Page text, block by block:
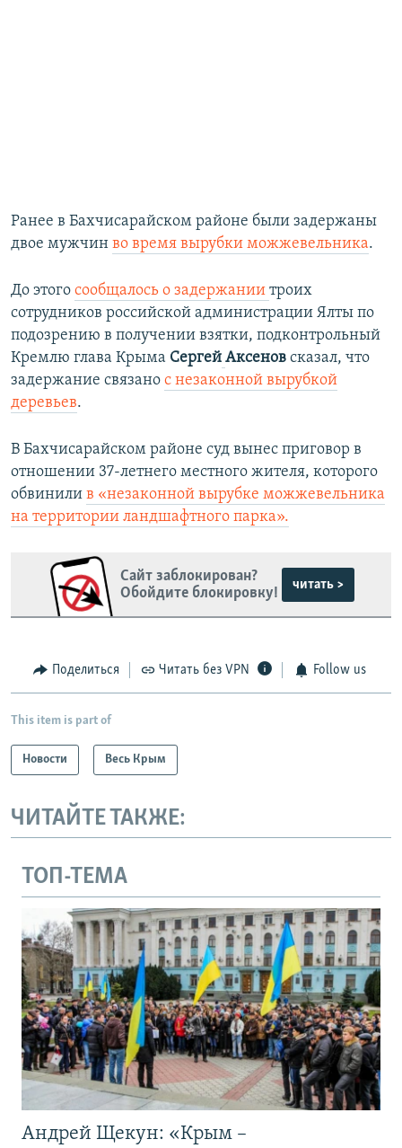
Ранее в Бахчисарайском районе были задержаны
двое мужчин во время вырубки можжевельника.
До этого сообщалось о задержании троих
сотрудников российской администрации Ялты по
подозрению в получении взятки, подконтрольный
Кремлю глава Крыма Сергей Аксенов сказал, что
задержание связано с незаконной вырубкой
деревьев.
В Бахчисарайском районе суд вынес приговор в
отношении 37-летнего местного жителя, которого
обвинили в «незаконной вырубке можжевельника
на территории ландшафтного парка».
Сайт заблокирован?
Обойдите блокировку!
читать >
Поделиться Читать без VPN Follow us
This item is part of
Новости Весь Крым
ЧИТАЙТЕ ТАКЖЕ:
ТОП-ТЕМА
Андрей Щекун: «Крым –